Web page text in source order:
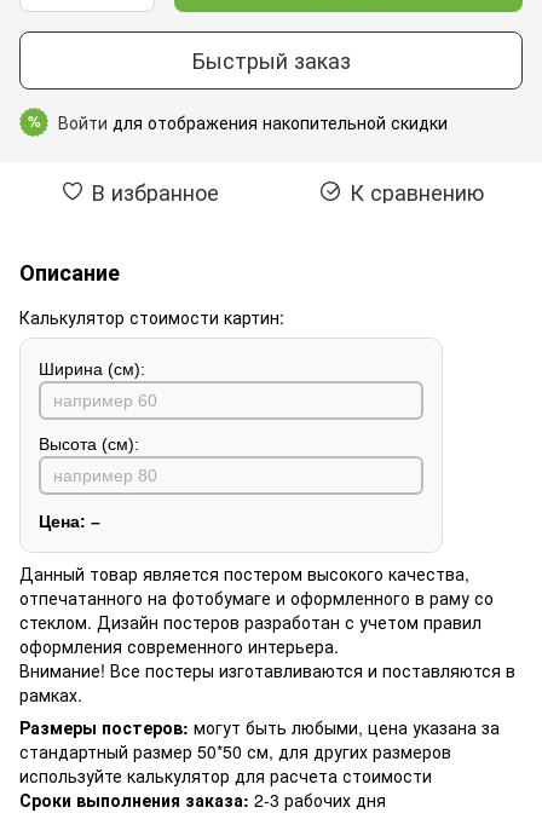
Быстрый заказ
% Войти для отображения накопительной скидки
В избранное К сравнению
Описание
Калькулятор стоимости картин:
Ширина (см):
Высота (см):
Цена: –
Данный товар является постером высокого качества,
отпечатанного на фотобумаге и оформленного в раму со
стеклом. Дизайн постеров разработан с учетом правил
оформления современного интерьера.
Внимание! Все постеры изготавливаются и поставляются в
рамках.
Размеры постеров: могут быть любыми, цена указана за
стандартный размер 50*50 см, для других размеров
используйте калькулятор для расчета стоимости
Сроки выполнения заказа: 2-3 рабочих дня